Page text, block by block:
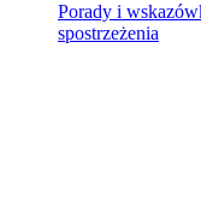
Porady i
spostrzeżenia